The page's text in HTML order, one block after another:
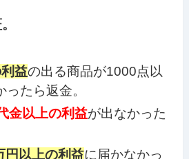
益の出る商品が1000点以
ったら返金。
金以上の利益が出なかった
円以上の利益に届かなかっ